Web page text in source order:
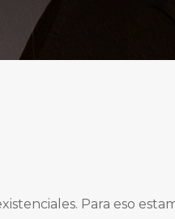
Para eso